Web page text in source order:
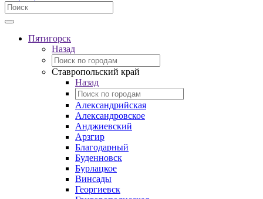
Пятигорск
Назад
Ставропольский край
Назад
Александрийская
Александровское
Анджиевский
Арзгир
Благодарный
Буденновск
Бурлацкое
Винсады
Георгиевск